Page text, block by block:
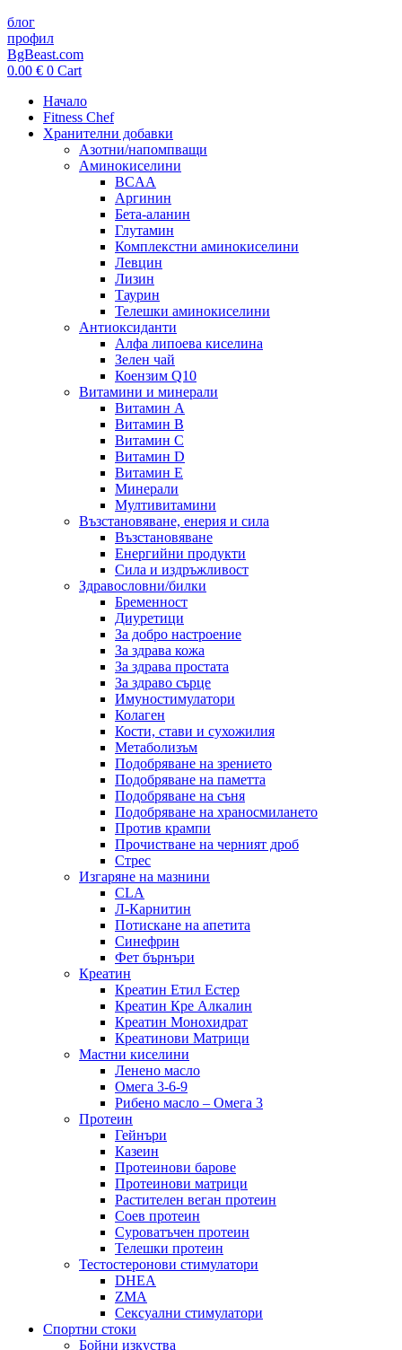
блог
профил
BgBeast.com
0.00 € 0 Cart
Начало
Fitness Chef
Хранителни добавки
Азотни/напомпващи
Аминокиселини
BCAA
Аргинин
Бета-аланин
Глутамин
Комплекстни аминокиселини
Левцин
Лизин
Таурин
Телешки аминокиселини
Антиоксиданти
Алфа липоева киселина
Зелен чай
Коензим Q10
Витамини и минерали
Витамин А
Витамин B
Витамин C
Витамин D
Витамин E
Минерали
Мултивитамини
Възстановяване, енерия и сила
Възстановяване
Енергийни продукти
Сила и издръжливост
Здравословни/билки
Бременност
Диуретици
За добро настроение
За здрава кожа
За здрава простата
За здраво сърце
Имуностимулатори
Колаген
Кости, стави и сухожилия
Метаболизъм
Подобряване на зрението
Подобряване на паметта
Подобряване на съня
Подобряване на храносмилането
Против крампи
Прочистване на черният дроб
Стрес
Изгаряне на мазнини
CLA
Л-Карнитин
Потискане на апетита
Синефрин
Фет бърнъри
Креатин
Креатин Етил Естер
Креатин Кре Алкалин
Креатин Монохидрат
Креатинови Матрици
Мастни киселини
Ленено масло
Омега 3-6-9
Рибено масло – Омега 3
Протеин
Гейнъри
Казеин
Протеинови барове
Протеинови матрици
Растителен веган протеин
Соев протеин
Суроватъчен протеин
Телешки протеин
Тестостеронови стимулатори
DHEA
ZMA
Сексуални стимулатори
Спортни стоки
Бойни изкуства